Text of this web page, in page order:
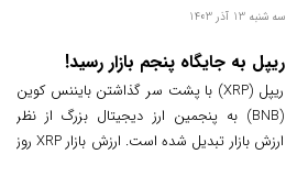
سه شنبه 13 آذر 1403
ریپل به جایگاه پنجم بازار رسید!
ریپل (XRP) با پشت سر گذاشتن بایننس کوین
(BNB) به پنجمین ارز دیجیتال بزرگ از نظر
ارزش بازار تبدیل شده است. ارزش بازار XRP روز